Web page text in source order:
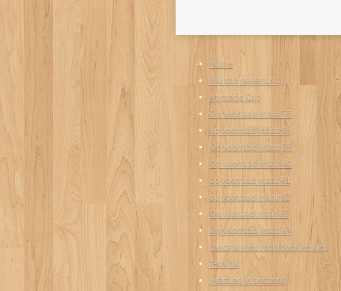
Home
Wk cap nederland
Mysterie Cap
Op voorraad maat 55
op voorraad maat 58
Op voorraad maat 59
Op voorraad maat 60
op voorraad maat 61
op voorraad maat 62
Op vooraad maat 63
Op voorraad Maat 64
Lascaps met rechthoekige klep
T-shirts
Metalen Wandbord